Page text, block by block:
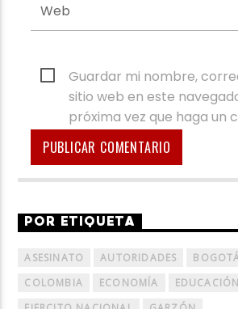
Guardar mi nombre,
sitio web en este
próxima vez que haga un
POR ETIQUETA
ASESINATO AUTORIDADES
COLOMBIA
ECONOMÍA
EDUCACIÓN